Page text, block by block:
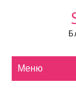
Меню